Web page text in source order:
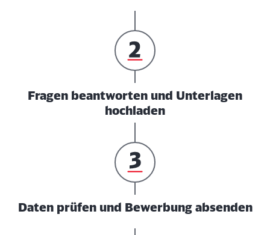
Fragen beantworten und Unterlagen
hochladen
Daten prüfen und Bewerbung absenden